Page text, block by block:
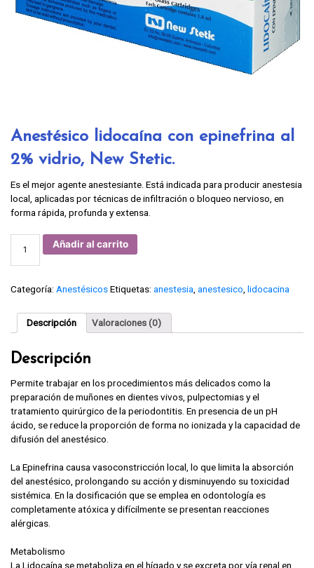
Anestésico lidocaína con epinefrina al
2% vidrio, New Stetic.
Es el mejor agente anestesiante. Está indicada para producir anestesia
local, aplicadas por técnicas de infiltración o bloqueo nervioso, en
forma rápida, profunda y extensa.
Anestésico
lidocaína
con
epinefrina
vidrio,
Stetic.
cantidad
Añadir al carrito
Categoría: AnestésicosEtiquetas: anestesia anestesico lidocacina
Descripción Valoraciones (0)
Descripción
Permite trabajar en los procedimientos más delicados como la
preparación de muñones en dientes vivos, pulpectomias y el
tratamiento quirúrgico de la periodontitis. En presencia de un pH
ácido, se reduce la proporción de forma no ionizada y la capacidad de
difusión del anestésico.
La Epinefrina causa vasoconstricción local, lo que limita la absorción
del anestésico, prolongando su acción y disminuyendo su toxicidad
sistémica. En la dosificación que se emplea en odontología es
completamente atóxica y difícilmente se presentan reacciones
alérgicas.
Metabolismo
La Lidocaína se metaboliza en el hígado y se excreta por vía renal en